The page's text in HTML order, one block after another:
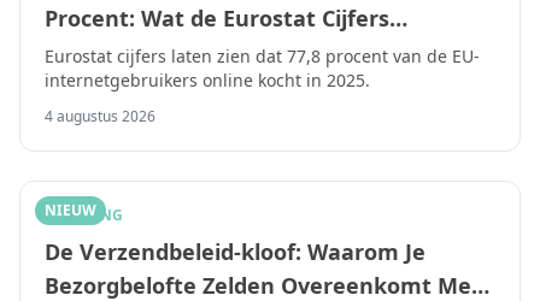
Procent: Wat de Eurostat Cijfers
Betekenen voor Jouw Verzendcapaciteit
in 2026
Eurostat cijfers laten zien dat 77,8 procent van de EU-
internetgebruikers online kocht in 2025.
4 augustus 2026
NIEUW
SHIPPING
De Verzendbeleid-kloof: Waarom Je
Bezorgbelofte Zelden Overeenkomt Met